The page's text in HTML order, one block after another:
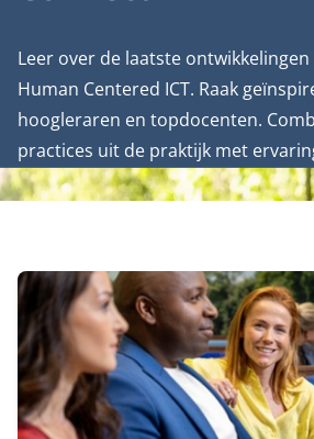
Leer over de laatste
Human Centered ICT. Raak
hoogleraren en topdocenten.
practices uit de praktijk met